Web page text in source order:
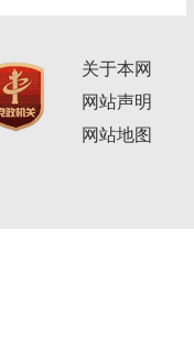
关于本网
网站声明
网站地图